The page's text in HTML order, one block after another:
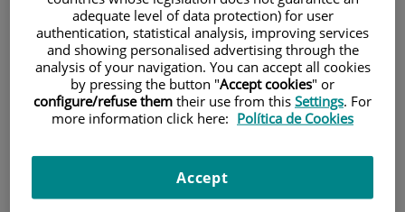
Investigación
adequate level of data protection) for user
authentication, statistical analysis, improving services
and showing personalised advertising through the
analysis of your navigation. You can accept all cookies
by pressing the button "Accept cookies" or
configure/refuse them their use from this Settings. For
more information click here: Política de Cookies
Accept